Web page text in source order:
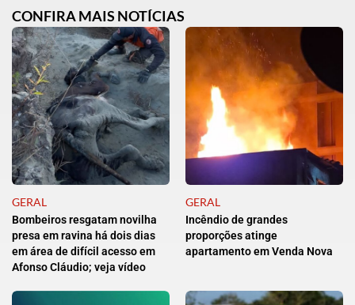
CONFIRA MAIS NOTÍCIAS
GERAL
Bombeiros resgatam novilha
presa em ravina há dois dias
em área de difícil acesso em
Afonso Cláudio; veja vídeo
GERAL
Incêndio de grandes
proporções atinge
apartamento em Venda Nova